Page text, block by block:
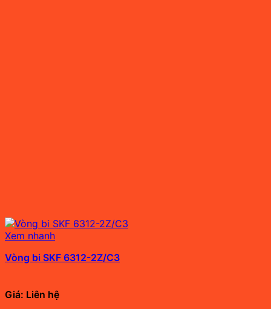
Xem nhanh
Vòng bi SKF 6312-2Z/C3
Giá: Liên hệ